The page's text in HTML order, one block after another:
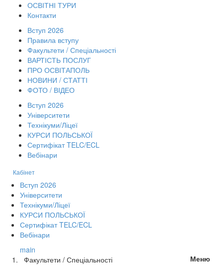
ОСВІТНІ ТУРИ
Контакти
Вступ 2026
Правила вступу
Факультети / Спеціальності
ВАРТІСТЬ ПОСЛУГ
ПРО ОСВІТАПОЛЬ
НОВИНИ / СТАТТІ
ФОТО / ВІДЕО
Вступ 2026
Університети
Технікуми/Ліцеї
КУРСИ ПОЛЬСЬКОЇ
Сертифікат TELC/ECL
Вебінари
Кабінет
Вступ 2026
Університети
Технікуми/Ліцеї
КУРСИ ПОЛЬСЬКОЇ
Сертифікат TELC/ECL
Вебінари
Меню
main
Факультети / Спеціальності